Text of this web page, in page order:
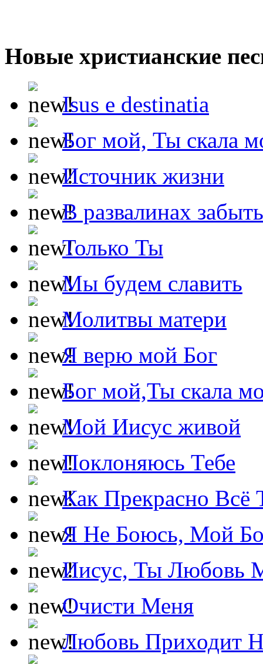
Новые христианские
Isus e destinatia
Бог мой, Ты скала
Источник жизни
В развалинах
Только Ты
Мы будем славить
Молитвы матери
Я верю мой Бог
Бог мой,Ты скала
Мой Иисус живой
Поклоняюсь Тебе
Как Прекрасно Всё
Я Не Боюсь, Мой
Иисус, Ты Любовь
Очисти Меня
Любовь Приходит